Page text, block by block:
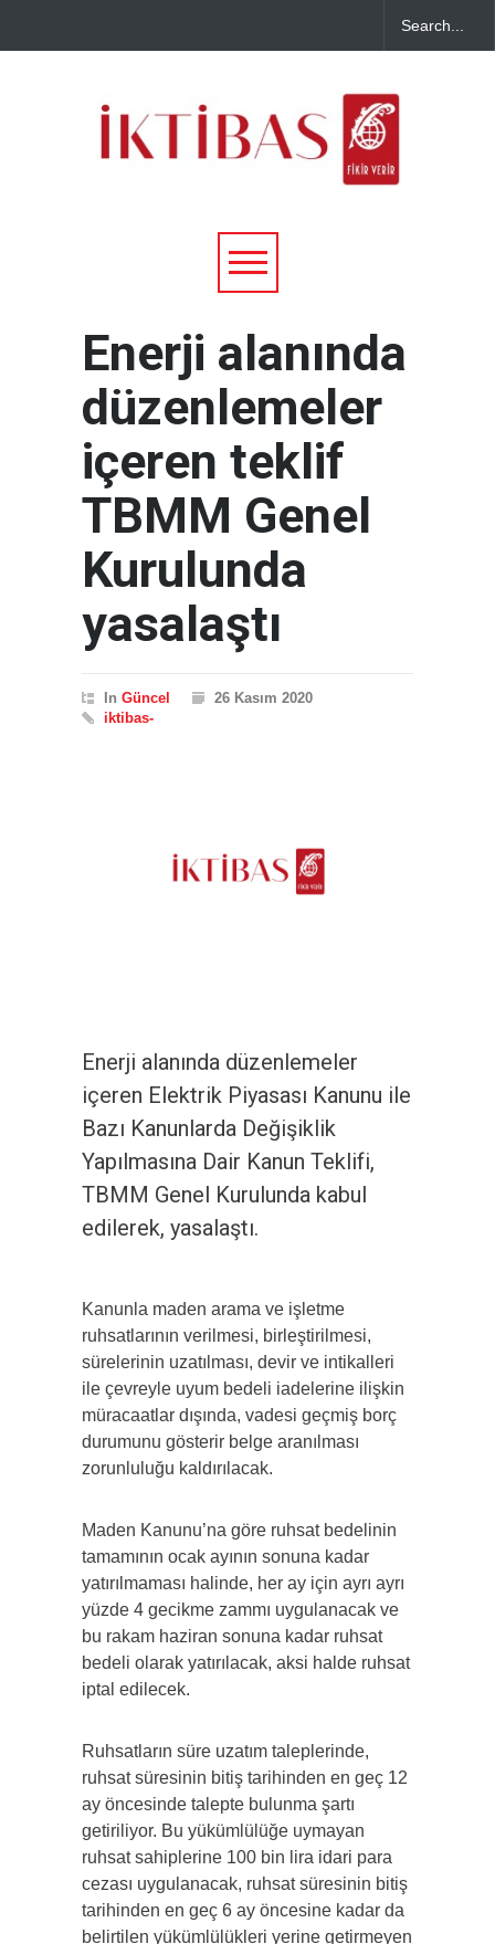
Enerji alanında
düzenlemeler
içeren teklif
TBMM Genel
Kurulunda
yasalaştı
In Güncel
26 Kasım 2020
iktibas-
Enerji alanında düzenlemeler
içeren Elektrik Piyasası Kanunu ile
Bazı Kanunlarda Değişiklik
Yapılmasına Dair Kanun Teklifi,
TBMM Genel Kurulunda kabul
edilerek, yasalaştı.
Kanunla maden arama ve işletme
ruhsatlarının verilmesi, birleştirilmesi,
sürelerinin uzatılması, devir ve intikalleri
ile çevreyle uyum bedeli iadelerine ilişkin
müracaatlar dışında, vadesi geçmiş borç
durumunu gösterir belge aranılması
zorunluluğu kaldırılacak.
Maden Kanunu’na göre ruhsat bedelinin
tamamının ocak ayının sonuna kadar
yatırılmaması halinde, her ay için ayrı ayrı
yüzde 4 gecikme zammı uygulanacak ve
bu rakam haziran sonuna kadar ruhsat
bedeli olarak yatırılacak, aksi halde ruhsat
iptal edilecek.
Ruhsatların süre uzatım taleplerinde,
ruhsat süresinin bitiş tarihinden en geç 12
ay öncesinde talepte bulunma şartı
getiriliyor. Bu yükümlülüğe uymayan
ruhsat sahiplerine 100 bin lira idari para
cezası uygulanacak, ruhsat süresinin bitiş
tarihinden en geç 6 ay öncesine kadar da
belirtilen yükümlülükleri yerine getirmeyen